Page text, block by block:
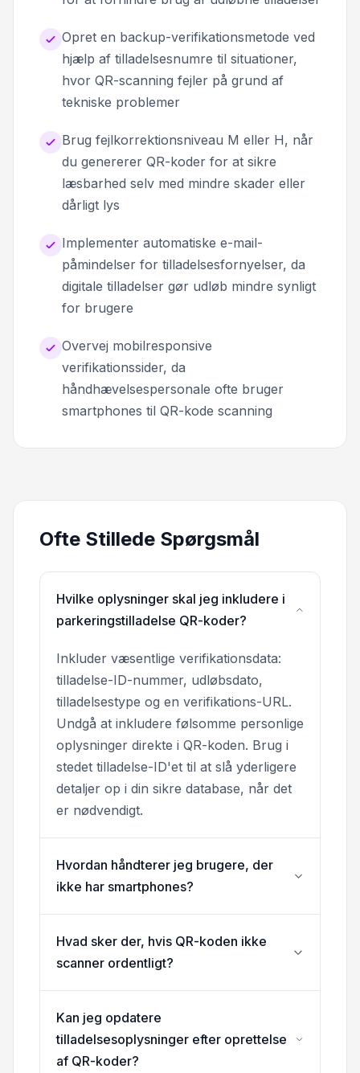
Opret en backup-verifikationsmetode ved
hjælp af tilladelsesnumre til situationer,
hvor QR-scanning fejler på grund af
tekniske problemer
Brug fejlkorrektionsniveau M eller H, når
du genererer QR-koder for at sikre
læsbarhed selv med mindre skader eller
dårligt lys
Implementer automatiske e-mail-
påmindelser for tilladelsesfornyelser, da
digitale tilladelser gør udløb mindre synligt
for brugere
Overvej mobilresponsive
verifikationssider, da
håndhævelsespersonale ofte bruger
smartphones til QR-kode scanning
Ofte Stillede Spørgsmål
Hvilke oplysninger skal jeg inkludere i
parkeringstilladelse QR-koder?
Inkluder væsentlige verifikationsdata:
tilladelse-ID-nummer, udløbsdato,
tilladelsestype og en verifikations-URL.
Undgå at inkludere følsomme personlige
oplysninger direkte i QR-koden. Brug i
stedet tilladelse-ID'et til at slå yderligere
detaljer op i din sikre database, når det
er nødvendigt.
Hvordan håndterer jeg brugere, der
ikke har smartphones?
Hvad sker der, hvis QR-koden ikke
scanner ordentligt?
Kan jeg opdatere
tilladelsesoplysninger efter oprettelse
af QR-koder?